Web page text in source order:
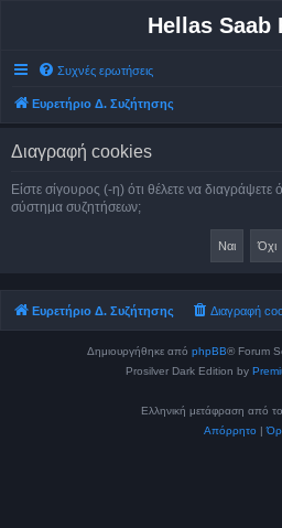
Hellas Saab
Συχνές ερωτήσεις
Ευρετήριο Δ. Συζήτησης
Διαγραφή cookies
Είστε σίγουρος (-η) ότι θέλετε να
σύστημα συζητήσεων;
Ευρετήριο Δ. Συζήτησης Διαγραφή
Δημιουργήθηκε από phpBB® Forum
Prosilver Dark Edition by
Ελληνική μετάφραση από το
Απόρρητο |